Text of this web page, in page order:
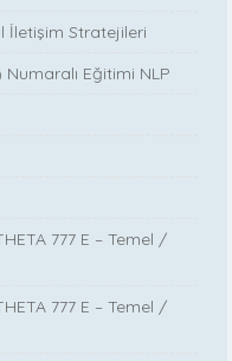
İletişim Stratejileri
Numaralı Eğitimi NLP
777 E – Temel /
777 E – Temel /